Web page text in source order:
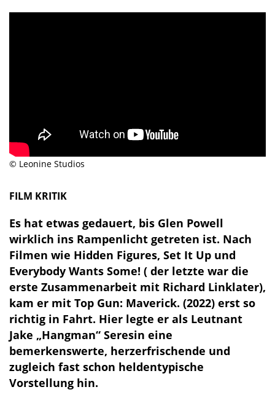
© Leonine Studios
FILM KRITIK
Es hat etwas gedauert, bis Glen Powell
wirklich ins Rampenlicht getreten ist. Nach
Filmen wie Hidden Figures, Set It Up und
Everybody Wants Some! ( der letzte war die
erste Zusammenarbeit mit Richard Linklater),
kam er mit Top Gun: Maverick. (2022) erst so
richtig in Fahrt. Hier legte er als Leutnant
Jake „Hangman“ Seresin eine
bemerkenswerte, herzerfrischende und
zugleich fast schon heldentypische
Vorstellung hin.